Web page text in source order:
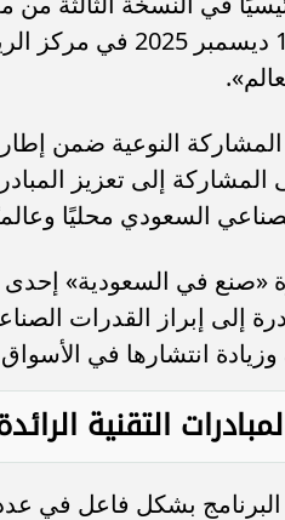
15 إلى 17
النوعية ضمن إطار
إلى تعزيز
السعودي محليًا
«صنع في السعودية» إحدى
إلى إبراز القدرات
انتشارها في الأسواق
التقنية
بشكل فاعل في عدداستحقاقها